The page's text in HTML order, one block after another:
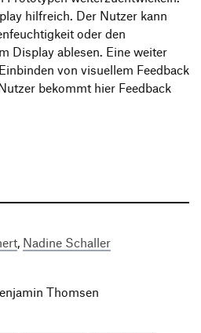
hilfreich. Der Nutzer kann
oder den
Display ablesen. Eine weiter
von visuellem Feedback
bekommt hier Feedback
, Nadine Schaller
Thomsen